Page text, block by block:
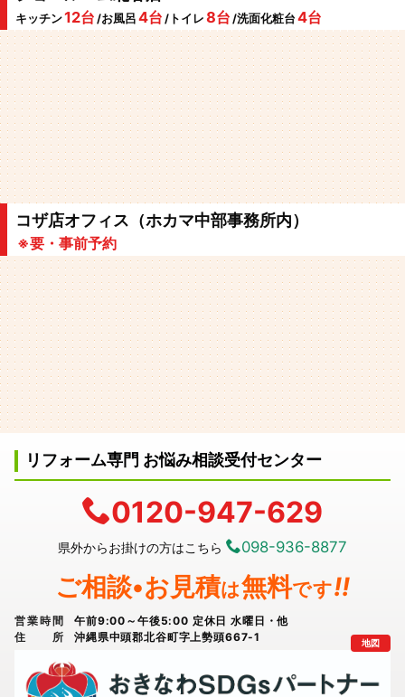
キッチン12台 /お風呂 4台 /トイレ 8台 /洗面化粧台 4台
コザ店オフィス（ホカマ中部事務所内）
※要・事前予約
リフォーム専門 お悩み相談受付センター
0120-947-629
県外からお掛けの方はこちら 098-936-8877
ご相談•お見積は無料です!!
営業時間
午前9:00～午後5:00 定休日 水曜日・他
住所
沖縄県中頭郡北谷町字上勢頭667-1 地図